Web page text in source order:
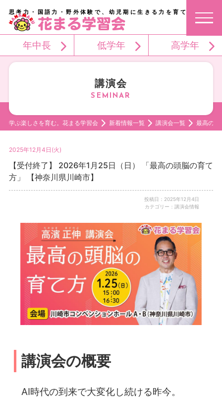
思考力・国語力・野外体験で、幼児期に生きる力を育てる。
年中長 低学年 高学年
講演会
学ぶ楽しさを育む。花まる学習会 新着情報一覧 講演会一覧 最高の頭
2025年12月4日(火)
【受付終了】 2026年1月25日（日） 「最高の頭脳の育て
方」 【神奈川県川崎市】
投稿日：2025年12月4日
カテゴリー：講演会情報
講演会の概要
AI時代の到来で大変化し続ける昨今。